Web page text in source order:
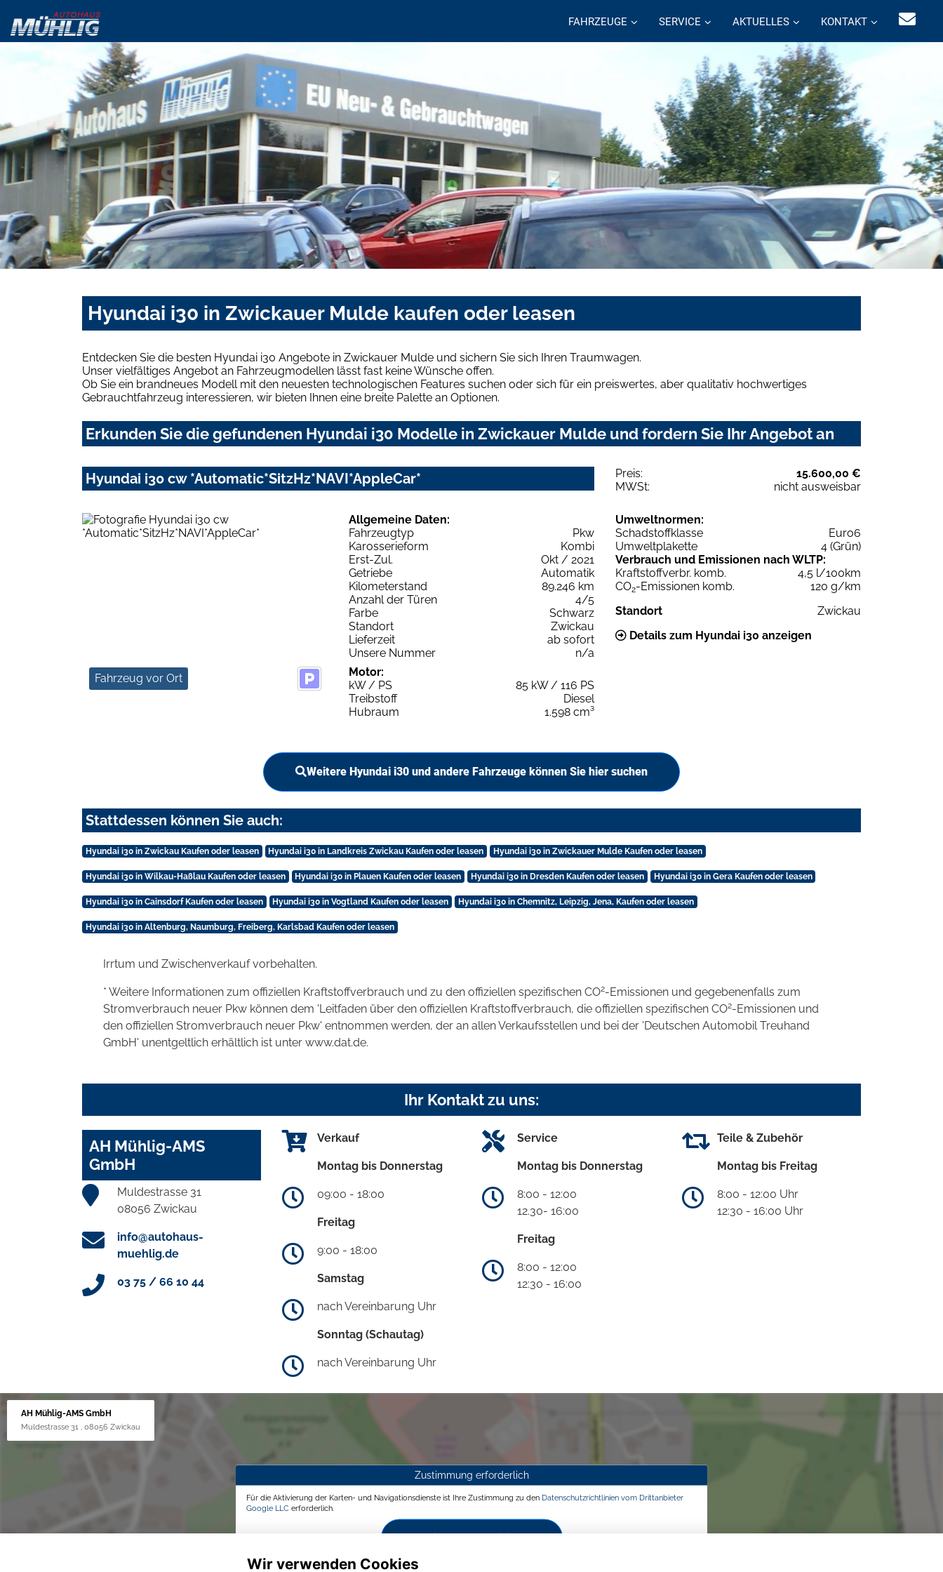
FAHRZEUGE SERVICE AKTUELLES KONTAKT
Hyundai i30 in Zwickauer Mulde kaufen oder leasen
Entdecken Sie die besten Hyundai i30 Angebote in Zwickauer Mulde und sichern Sie sich Ihren Traumwagen.
Unser vielfältiges Angebot an Fahrzeugmodellen lässt fast keine Wünsche offen.
Ob Sie ein brandneues Modell mit den neuesten technologischen Features suchen oder sich für ein preiswertes, aber qualitativ hochwertiges
Gebrauchtfahrzeug interessieren, wir bieten Ihnen eine breite Palette an Optionen.
Erkunden Sie die gefundenen Hyundai i30 Modelle in Zwickauer Mulde und fordern Sie Ihr Angebot an
Hyundai i30 cw *Automatic*SitzHz*NAVI*AppleCar* Preis:
15.600,00 €
MWSt:
nicht ausweisbar
Fahrzeug vor Ort
Allgemeine Daten:
Fahrzeugtyp
Pkw
Karosserieform
Kombi
Erst-Zul.
Okt / 2021
Getriebe
Automatik
Kilometerstand
89.246 km
Anzahl der Türen
4/5
Farbe
Schwarz
Standort
Zwickau
Lieferzeit
ab sofort
Unsere Nummer
n/a
Motor:
kW / PS
85 kW / 116 PS
Treibstoff
Diesel
Hubraum
1.598 cm³
Umweltnormen:
Schadstoffklasse
Euro6
Umweltplakette
4 (Grün)
Verbrauch und Emissionen nach WLTP:
Kraftstoffverbr. komb.
4,5 l/100km
CO2-Emissionen komb.
120 g/km
Standort
Zwickau
Details zum Hyundai i30 anzeigen
Weitere Hyundai i30 und andere Fahrzeuge können Sie hier suchen
Stattdessen können Sie auch:
Hyundai i30 in Zwickau Kaufen oder leasen Hyundai i30 in Landkreis Zwickau Kaufen oder leasen Hyundai i30 in Zwickauer Mulde Kaufen oder leasen
Hyundai i30 in Wilkau-Haßlau Kaufen oder leasen Hyundai i30 in Plauen Kaufen oder leasen Hyundai i30 in Dresden Kaufen oder leasen Hyundai i30 in Gera Kaufen oder leasen
Hyundai i30 in Cainsdorf Kaufen oder leasen Hyundai i30 in Vogtland Kaufen oder leasen Hyundai i30 in Chemnitz, Leipzig, Jena, Kaufen oder leasen
Hyundai i30 in Altenburg, Naumburg, Freiberg, Karlsbad Kaufen oder leasen
Irrtum und Zwischenverkauf vorbehalten.
* Weitere Informationen zum offiziellen Kraftstoffverbrauch und zu den offiziellen spezifischen CO2-Emissionen und gegebenenfalls zum
Stromverbrauch neuer Pkw können dem 'Leitfaden über den offiziellen Kraftstoffverbrauch, die offiziellen spezifischen CO2-Emissionen und
den offiziellen Stromverbrauch neuer Pkw' entnommen werden, der an allen Verkaufsstellen und bei der 'Deutschen Automobil Treuhand
GmbH' unentgeltlich erhältlich ist unter www.dat.de.
Ihr Kontakt zu uns:
AH Mühlig-AMS
GmbH
Muldestrasse 31
08056 Zwickau
info@autohaus-
muehlig.de
03 75 / 66 10 44
Verkauf
Montag bis Donnerstag
09:00 - 18:00
Freitag
9:00 - 18:00
Samstag
nach Vereinbarung Uhr
Sonntag (Schautag)
nach Vereinbarung Uhr
Service
Montag bis Donnerstag
8:00 - 12:00
12.30- 16:00
Freitag
8:00 - 12:00
12:30 - 16:00
Teile & Zubehör
Montag bis Freitag
8:00 - 12:00 Uhr
12:30 - 16:00 Uhr
AH Mühlig-AMS GmbH
Muldestrasse 31 , 08056 Zwickau
Zustimmung erforderlich
Für die Aktivierung der Karten- und Navigationsdienste ist Ihre Zustimmung zu den Datenschutzrichtlinien vom Drittanbieter
Google LLC erforderlich.
Zustimmen und aktivieren
Wir verwenden Cookies